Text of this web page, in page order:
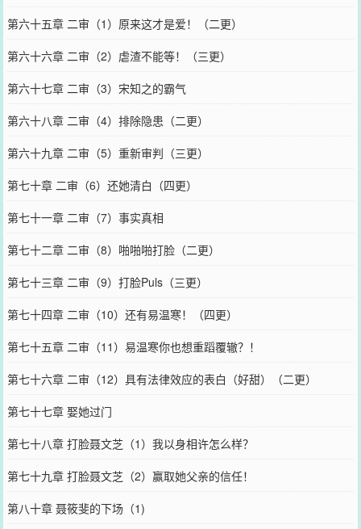
第六十五章 二审（1）原来这才是爱！（二更）
第六十六章 二审（2）虐渣不能等！（三更）
第六十七章 二审（3）宋知之的霸气
第六十八章 二审（4）排除隐患（二更）
第六十九章 二审（5）重新审判（三更）
第七十章 二审（6）还她清白（四更）
第七十一章 二审（7）事实真相
第七十二章 二审（8）啪啪啪打脸（二更）
第七十三章 二审（9）打脸Puls（三更）
第七十四章 二审（10）还有易温寒！（四更）
第七十五章 二审（11）易温寒你也想重蹈覆辙？！
第七十六章 二审（12）具有法律效应的表白（好甜）（二更）
第七十七章 娶她过门
第七十八章 打脸聂文芝（1）我以身相许怎么样？
第七十九章 打脸聂文芝（2）赢取她父亲的信任！
第八十章 聂筱斐的下场（1)